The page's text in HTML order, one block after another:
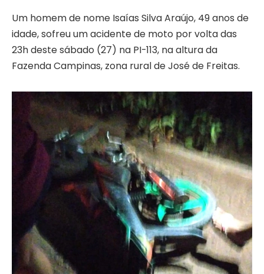
Um homem de nome Isaías Silva Araújo, 49 anos de
idade, sofreu um acidente de moto por volta das
23h deste sábado (27) na PI-113, na altura da
Fazenda Campinas, zona rural de José de Freitas.